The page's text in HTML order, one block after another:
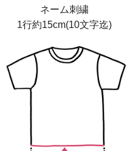
ネーム刺繍
1行約15cm(10文字迄)